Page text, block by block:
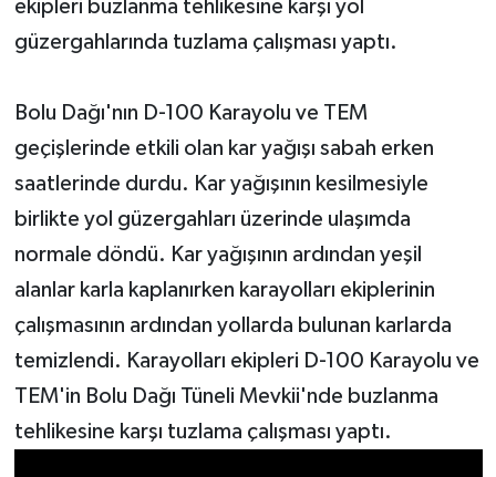
ekipleri buzlanma tehlikesine karşı yol
güzergahlarında tuzlama çalışması yaptı.
Bolu Dağı'nın D-100 Karayolu ve TEM
geçişlerinde etkili olan kar yağışı sabah erken
saatlerinde durdu. Kar yağışının kesilmesiyle
birlikte yol güzergahları üzerinde ulaşımda
normale döndü. Kar yağışının ardından yeşil
alanlar karla kaplanırken karayolları ekiplerinin
çalışmasının ardından yollarda bulunan karlarda
temizlendi. Karayolları ekipleri D-100 Karayolu ve
TEM'in Bolu Dağı Tüneli Mevkii'nde buzlanma
tehlikesine karşı tuzlama çalışması yaptı.
YEREL